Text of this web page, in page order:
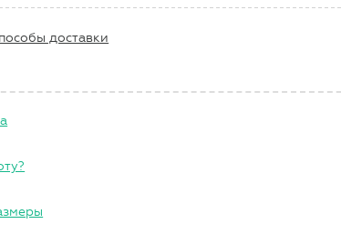
доставки